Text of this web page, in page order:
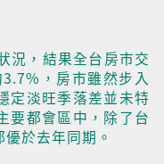
況，結果全台房市交
，房市雖然步入
定淡旺季落差並未特
要都會區中，除了台
於去年同期。